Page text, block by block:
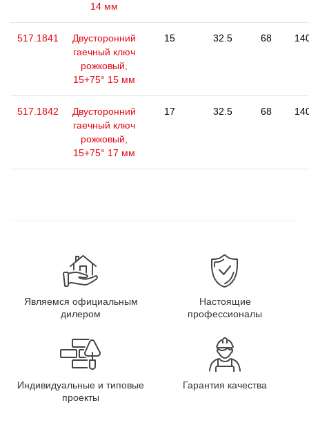
14 мм
517.1841
Двусторонний
гаечный ключ
рожковый,
15+75° 15 мм
15 32.5 68
517.1842
Двусторонний
гаечный ключ
рожковый,
15+75° 17 мм
17 32.5 68
Являемся официальным
дилером
Настоящие
профессионалы
Индивидуальные и типовые
проекты
Гарантия качества